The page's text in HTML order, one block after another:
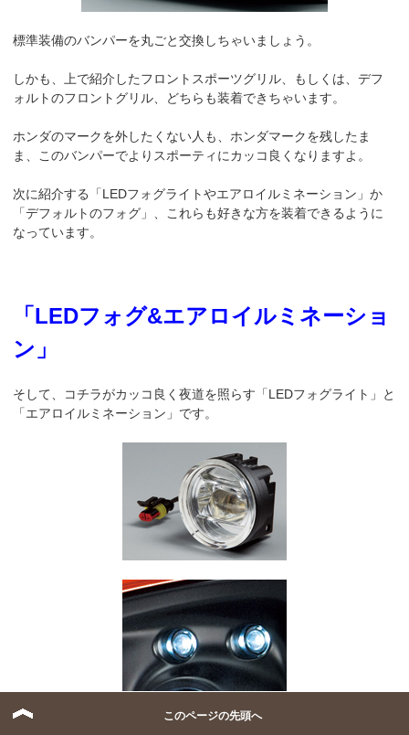
標準装備のバンパーを丸ごと交換しちゃいましょう。
しかも、上で紹介したフロントスポーツグリル、もしくは、デフ
ォルトのフロントグリル、どちらも装着できちゃいます。
ホンダのマークを外したくない人も、ホンダマークを残したま
ま、このバンパーでよりスポーティにカッコ良くなりますよ。
次に紹介する「LEDフォグライトやエアロイルミネーション」か
「デフォルトのフォグ」、これらも好きな方を装着できるように
なっています。
「LEDフォグ&エアロイルミネーショ
ン」
そして、コチラがカッコ良く夜道を照らす「LEDフォグライト」と
「エアロイルミネーション」です。
このページの先頭へ